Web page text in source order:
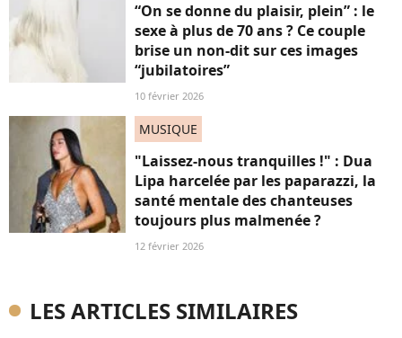
“On se donne du plaisir, plein” : le
sexe à plus de 70 ans ? Ce couple
brise un non-dit sur ces images
“jubilatoires”
10 février 2026
MUSIQUE
"Laissez-nous tranquilles !" : Dua
Lipa harcelée par les paparazzi, la
santé mentale des chanteuses
toujours plus malmenée ?
12 février 2026
LES ARTICLES SIMILAIRES